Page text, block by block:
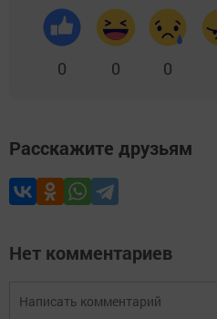
0 0 0
Расскажите друзьям
Нет комментариев